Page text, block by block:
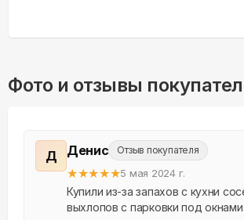
Фото и отзывы
Д Денис Отзыв покупателя
★★★★★5 мая 2024 г.
Купили из-за запахов с кухни
выхлопов с парковки под